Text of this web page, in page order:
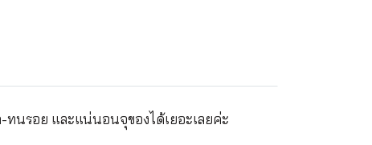
นรอย และแน่นอนจุของได้เยอะเลยค่ะ